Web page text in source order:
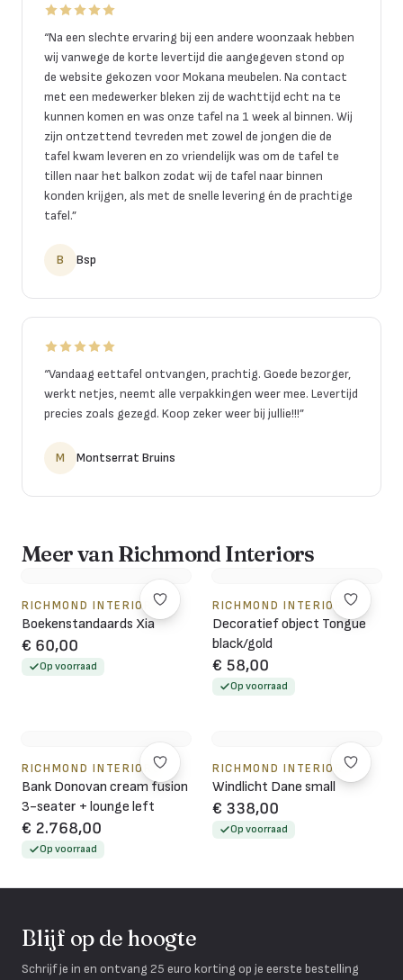
“Na een slechte ervaring bij een andere woonzaak hebben
wij vanwege de korte levertijd die aangegeven stond op
de website gekozen voor Mokana meubelen. Na contact
met een medewerker bleken zij de wachttijd echt na te
kunnen komen en was onze tafel na 1 week al binnen. Wij
zijn ontzettend tevreden met zowel de jongen die de
tafel kwam leveren en zo vriendelijk was om de tafel te
tillen naar het balkon zodat wij de tafel naar binnen
konden krijgen, als met de snelle levering én de prachtige
tafel.”
B Bsp
“Vandaag eettafel ontvangen, prachtig. Goede bezorger,
werkt netjes, neemt alle verpakkingen weer mee. Levertijd
precies zoals gezegd. Koop zeker weer bij jullie!!!”
M Montserrat Bruins
Meer van Richmond Interiors
RICHMOND INTERIORS
Boekenstandaards Xia
€ 60,00
Op voorraad
RICHMOND INTERIORS
Decoratief object Tongue
black/gold
€ 58,00
Op voorraad
RICHMOND INTERIORS
Bank Donovan cream fusion
3-seater + lounge left
€ 2.768,00
Op voorraad
RICHMOND INTERIORS
Windlicht Dane small
€ 338,00
Op voorraad
Blijf op de hoogte
Schrijf je in en ontvang 25 euro korting op je eerste bestelling